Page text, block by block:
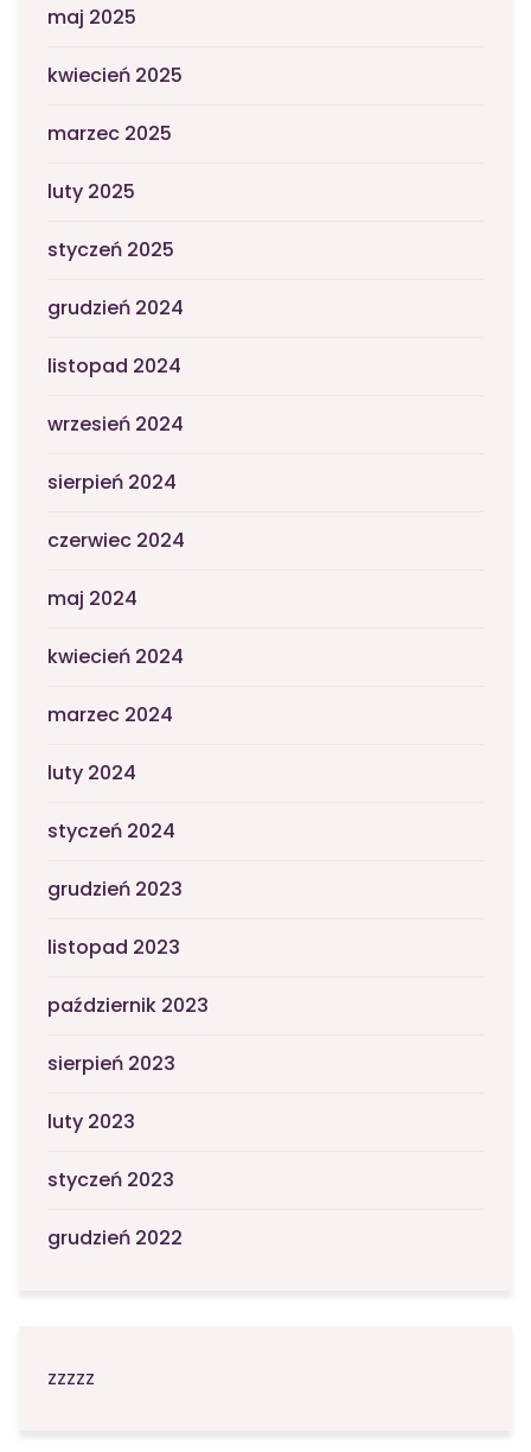
maj 2025
kwiecień 2025
marzec 2025
luty 2025
styczeń 2025
grudzień 2024
listopad 2024
wrzesień 2024
sierpień 2024
czerwiec 2024
maj 2024
kwiecień 2024
marzec 2024
luty 2024
styczeń 2024
grudzień 2023
listopad 2023
październik 2023
sierpień 2023
luty 2023
styczeń 2023
grudzień 2022
zzzzz